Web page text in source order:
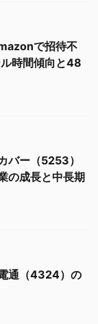
で招待不
時間傾向と48
バー（5253）
の成長と中長期
通（4324）の